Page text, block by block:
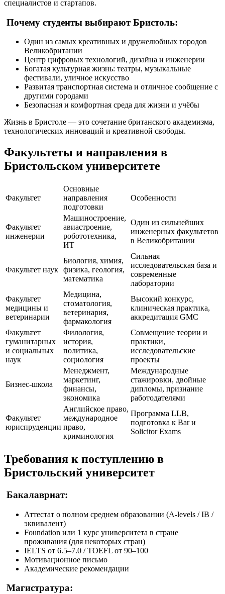
специалистов и стартапов.
Почему студенты выбирают Бристоль:
Один из самых креативных и дружелюбных городов
Великобритании
Центр цифровых технологий, дизайна и инженерии
Богатая культурная жизнь: театры, музыкальные
фестивали, уличное искусство
Развитая транспортная система и отличное сообщение с
другими городами
Безопасная и комфортная среда для жизни и учёбы
Жизнь в Бристоле — это сочетание британского академизма,
технологических инноваций и креативной свободы.
Факультеты и направления в
Бристольском университете
Факультет
Основные
направления
подготовки
Особенности
Факультет
инженерии
Машиностроение,
авиастроение,
робототехника,
ИТ
Один из сильнейших
инженерных факультетов
в Великобритании
Факультет наук
Биология, химия,
физика, геология,
математика
Сильная
исследовательская база и
современные
лаборатории
Факультет
медицины и
ветеринарии
Медицина,
стоматология,
ветеринария,
фармакология
Высокий конкурс,
клиническая практика,
аккредитация GMC
Факультет
гуманитарных
и социальных
наук
Филология,
история,
политика,
социология
Совмещение теории и
практики,
исследовательские
проекты
Бизнес-школа
Менеджмент,
маркетинг,
финансы,
экономика
Международные
стажировки, двойные
дипломы, признание
работодателями
Факультет
юриспруденции
Английское право,
международное
право,
криминология
Программа LLB,
подготовка к Bar и
Solicitor Exams
Требования к поступлению в
Бристольский университет
Бакалавриат:
Аттестат о полном среднем образовании (A-levels / IB /
эквивалент)
Foundation или 1 курс университета в стране
проживания (для некоторых стран)
IELTS от 6.5–7.0 / TOEFL от 90–100
Мотивационное письмо
Академические рекомендации
Магистратура: